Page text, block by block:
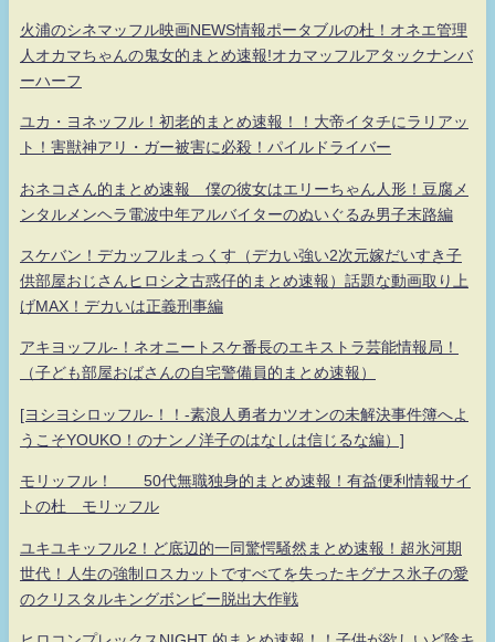
火浦のシネマッフル映画NEWS情報ポータブルの杜！オネエ管理
人オカマちゃんの鬼女的まとめ速報!オカマッフルアタックナンバ
ーハーフ
ユカ・ヨネッフル！初老的まとめ速報！！大帝イタチにラリアッ
ト！害獣神アリ・ガー被害に必殺！パイルドライバー
おネコさん的まとめ速報 僕の彼女はエリーちゃん人形！豆腐メ
ンタルメンヘラ電波中年アルバイターのぬいぐるみ男子末路編
スケバン！デカッフルまっくす（デカい強い2次元嫁だいすき子
供部屋おじさんヒロシ之古惑仔的まとめ速報）話題な動画取り上
げMAX！デカいは正義刑事編
アキヨッフル-！ネオニートスケ番長のエキストラ芸能情報局！
（子ども部屋おばさんの自宅警備員的まとめ速報）
[ヨシヨシロッフル-！！-素浪人勇者カツオンの未解決事件簿へよ
うこそYOUKO！のナンノ洋子のはなしは信じるな編）]
モリッフル！ 50代無職独身的まとめ速報！有益便利情報サイ
トの杜 モリッフル
ユキユキッフル2！ど底辺的一同驚愕騒然まとめ速報！超氷河期
世代！人生の強制ロスカットですべてを失ったキグナス氷子の愛
のクリスタルキングボンビー脱出大作戦